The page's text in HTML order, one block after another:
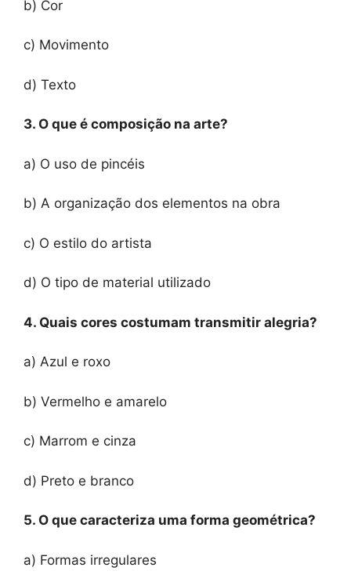
b) Cor
c) Movimento
d) Texto
3. O que é composição na arte?
a) O uso de pincéis
b) A organização dos elementos na obra
c) O estilo do artista
d) O tipo de material utilizado
4. Quais cores costumam transmitir alegria?
a) Azul e roxo
b) Vermelho e amarelo
c) Marrom e cinza
d) Preto e branco
5. O que caracteriza uma forma geométrica?
a) Formas irregulares